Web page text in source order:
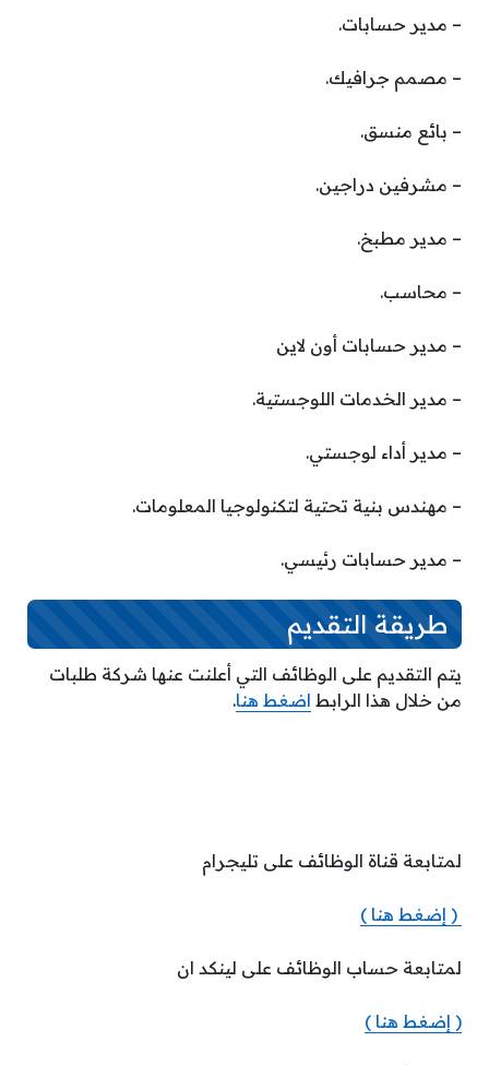
– مدير حسابات.
– مصمم جرافيك.
– بائع منسق.
– مشرفين دراجين.
– مدير مطبخ.
– محاسب.
– مدير حسابات أون لاين
– مدير الخدمات اللوجستية.
– مدير أداء لوجستي.
– مهندس بنية تحتية لتكنولوجيا المعلومات.
– مدير حسابات رئيسي.
طريقة التقديم
يتم التقديم على الوظائف التي أعلنت عنها شركة طلبات
من خلال هذا الرابط اضغط هنا.
لمتابعة قناة الوظائف على تليجرام
( إضغط هنا )
لمتابعة حساب الوظائف على لينكد ان
( إضغط هنا )